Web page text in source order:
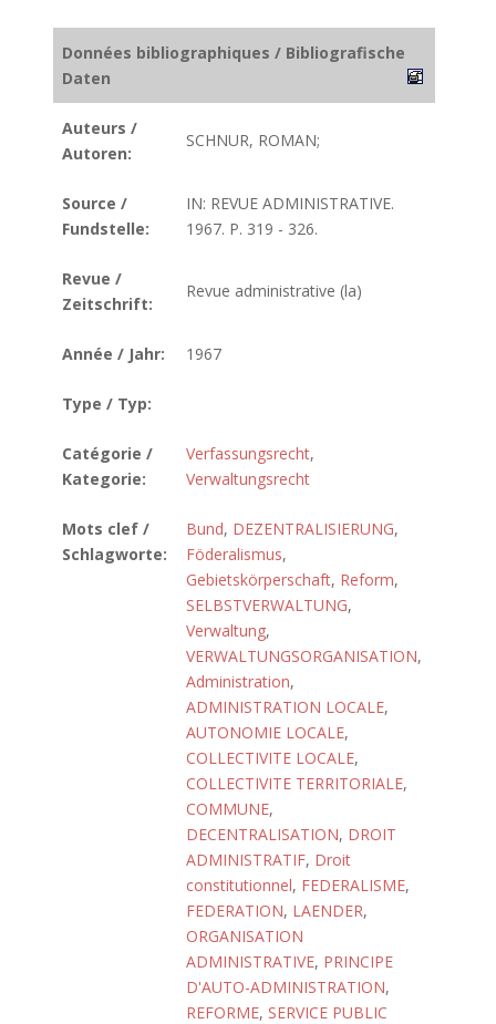
Données bibliographiques / Bibliografische
Daten
Auteurs /
Autoren:
SCHNUR, ROMAN;
Source /
Fundstelle:
IN: REVUE ADMINISTRATIVE.
1967. P. 319 - 326.
Revue /
Zeitschrift:
Revue administrative (la)
Année / Jahr: 1967
Type / Typ:
Catégorie /
Kategorie:
Verfassungsrecht,
Verwaltungsrecht
Mots clef /
Schlagworte:
Bund, DEZENTRALISIERUNG,
Föderalismus,
Gebietskörperschaft, Reform,
SELBSTVERWALTUNG,
Verwaltung,
VERWALTUNGSORGANISATION,
Administration,
ADMINISTRATION LOCALE,
AUTONOMIE LOCALE,
COLLECTIVITE LOCALE,
COLLECTIVITE TERRITORIALE,
COMMUNE,
DECENTRALISATION, DROIT
ADMINISTRATIF, Droit
constitutionnel, FEDERALISME,
FEDERATION, LAENDER,
ORGANISATION
ADMINISTRATIVE, PRINCIPE
D'AUTO-ADMINISTRATION,
REFORME, SERVICE PUBLIC